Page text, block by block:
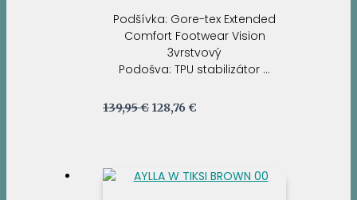
Podšívka: Gore-tex Extended
Comfort Footwear Vision
3vrstvový
Podošva: TPU stabilizátor …
139,95€ Pôvodná
128,76 €